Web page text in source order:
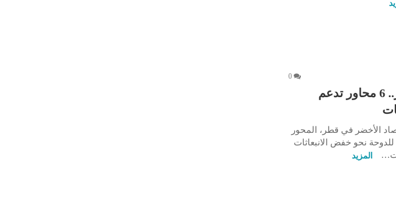
0
الاقتصاد الأخضر في قطر.. 6 محاور تدعم
الأخضر في قطر، المحور
نحو خفض الانبعاثات
المزيد